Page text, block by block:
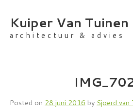
content
Kuiper Van Tuinen
architectuur & advies
Posted on 28 juni 2016 by Sjoerd van